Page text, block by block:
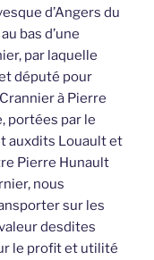
d’Angers du
bas d’une
par laquelle
député pour
à Pierre
portées par le
auxdits Louault et
Pierre Hunault
nous
sur les
desdites
le profit et utilité